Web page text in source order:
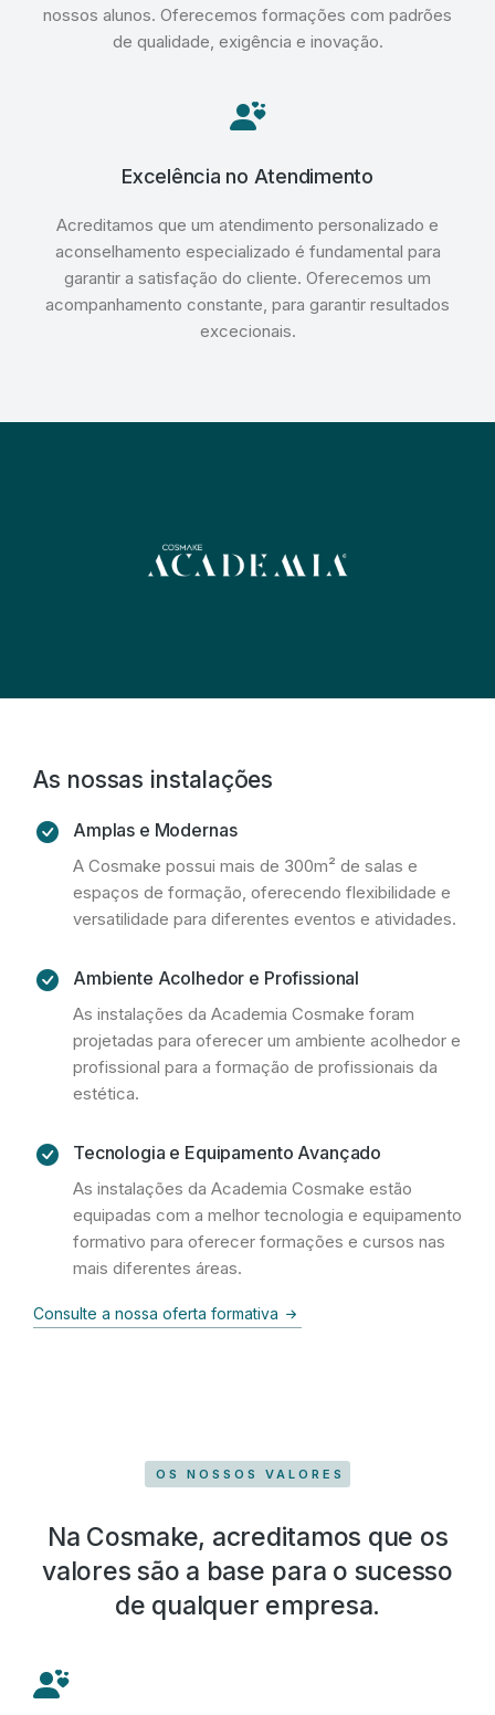
nossos alunos. Oferecemos formações com padrões
de qualidade, exigência e inovação.
Excelência no Atendimento
Acreditamos que um atendimento personalizado e
aconselhamento especializado é fundamental para
garantir a satisfação do cliente. Oferecemos um
acompanhamento constante, para garantir resultados
excecionais.
As nossas instalações
Amplas e Modernas
A Cosmake possui mais de 300m² de salas e
espaços de formação, oferecendo flexibilidade e
versatilidade para diferentes eventos e atividades.
Ambiente Acolhedor e Profissional
As instalações da Academia Cosmake foram
projetadas para oferecer um ambiente acolhedor e
profissional para a formação de profissionais da
estética.
Tecnologia e Equipamento Avançado
As instalações da Academia Cosmake estão
equipadas com a melhor tecnologia e equipamento
formativo para oferecer formações e cursos nas
mais diferentes áreas.
Consulte a nossa oferta formativa
OS NOSSOS VALORES
Na Cosmake, acreditamos que os
valores são a base para o sucesso
de qualquer empresa.